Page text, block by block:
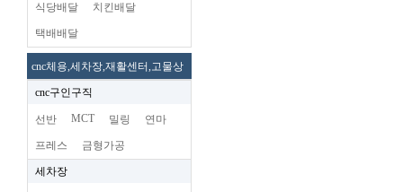
식당배달 치킨배달
택배배달
cnc체용,세차장,재활센터,고물상
cnc구인구직
선반 MCT 밀링 연마
프레스 금형가공
세차장